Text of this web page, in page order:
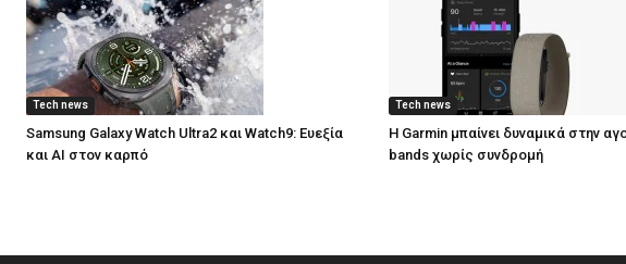
Tech news
Samsung Galaxy Watch Ultra2 και Watch9: Ευεξία
και AI στον καρπό
Tech news
Η Garmin μπαίνει δυναμικά στην
bands χωρίς συνδρομή